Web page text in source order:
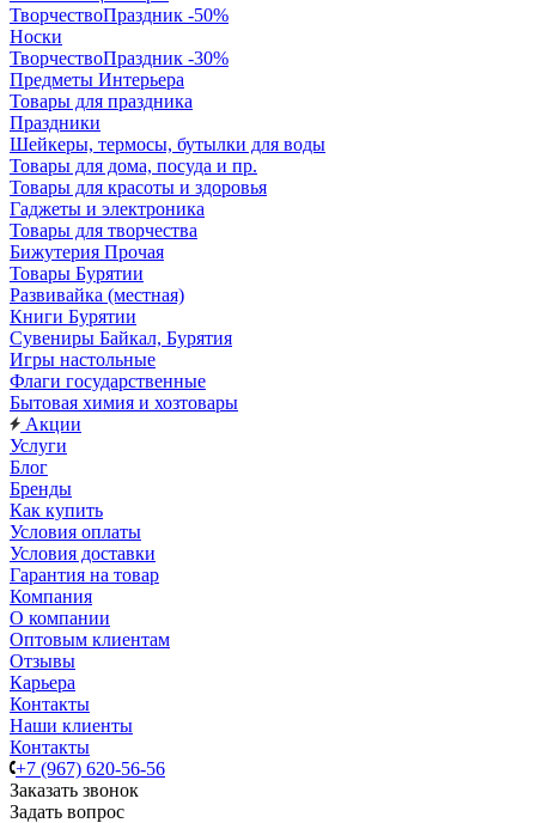
ТворчествоПраздник -50%
Носки
ТворчествоПраздник -30%
Предметы Интерьера
Товары для праздника
Праздники
Шейкеры, термосы, бутылки для воды
Товары для дома, посуда и пр.
Товары для красоты и здоровья
Гаджеты и электроника
Товары для творчества
Бижутерия Прочая
Товары Бурятии
Развивайка (местная)
Книги Бурятии
Сувениры Байкал, Бурятия
Игры настольные
Флаги государственные
Бытовая химия и хозтовары
Акции
Услуги
Блог
Бренды
Как купить
Условия оплаты
Условия доставки
Гарантия на товар
Компания
О компании
Оптовым клиентам
Отзывы
Карьера
Контакты
Наши клиенты
Контакты
+7 (967) 620-56-56
Заказать звонок
Задать вопрос